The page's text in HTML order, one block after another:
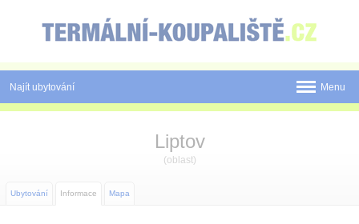
Najít ubytování
Slevy a Last Minute
Menu
Liptov
(oblast)
Ubytování Informace Mapa